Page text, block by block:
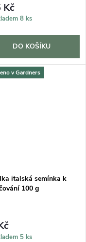
Kč
8 ks
DO KOŠÍKU
v Gardners
italská semínka k
100 g
5 ks